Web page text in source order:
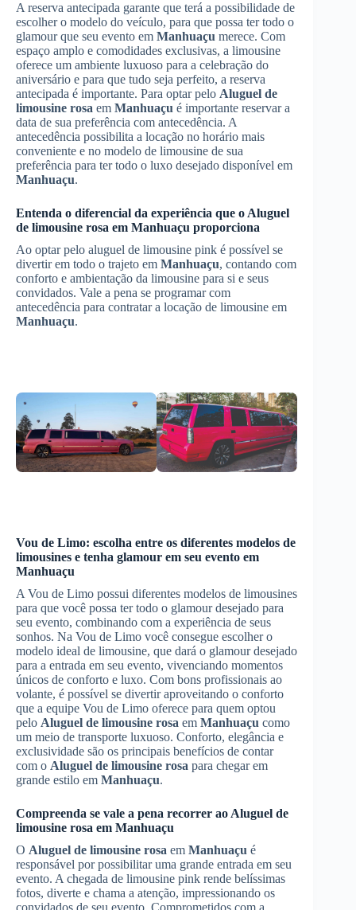
A reserva antecipada garante que terá a possibilidade de
escolher o modelo do veículo, para que possa ter todo o
glamour que seu evento em Manhuaçu merece. Com
espaço amplo e comodidades exclusivas, a limousine
oferece um ambiente luxuoso para a celebração do
aniversário e para que tudo seja perfeito, a reserva
antecipada é importante. Para optar pelo Aluguel de
limousine rosa em Manhuaçu é importante reservar a
data de sua preferência com antecedência. A
antecedência possibilita a locação no horário mais
conveniente e no modelo de limousine de sua
preferência para ter todo o luxo desejado disponível em
Manhuaçu.
Entenda o diferencial da experiência que o Aluguel
de limousine rosa em Manhuaçu proporciona
Ao optar pelo aluguel de limousine pink é possível se
divertir em todo o trajeto em Manhuaçu, contando com
conforto e ambientação da limousine para si e seus
convidados. Vale a pena se programar com
antecedência para contratar a locação de limousine em
Manhuaçu.
Vou de Limo: escolha entre os diferentes modelos de
limousines e tenha glamour em seu evento em
Manhuaçu
A Vou de Limo possui diferentes modelos de limousines
para que você possa ter todo o glamour desejado para
seu evento, combinando com a experiência de seus
sonhos. Na Vou de Limo você consegue escolher o
modelo ideal de limousine, que dará o glamour desejado
para a entrada em seu evento, vivenciando momentos
únicos de conforto e luxo. Com bons profissionais ao
volante, é possível se divertir aproveitando o conforto
que a equipe Vou de Limo oferece para quem optou
pelo Aluguel de limousine rosa em Manhuaçu como
um meio de transporte luxuoso. Conforto, elegância e
exclusividade são os principais benefícios de contar
com o Aluguel de limousine rosa para chegar em
grande estilo em Manhuaçu.
Compreenda se vale a pena recorrer ao Aluguel de
limousine rosa em Manhuaçu
O Aluguel de limousine rosa em Manhuaçu é
responsável por possibilitar uma grande entrada em seu
evento. A chegada de limousine pink rende belíssimas
fotos, diverte e chama a atenção, impressionando os
convidados de seu evento. Comprometidos com a